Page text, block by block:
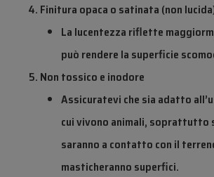
Finitura opaca o satinata (non
La lucentezza riflette
può rendere la superficie
Non tossico e inodore
Assicuratevi che sia adatto
cui vivono animali, soprattutto
saranno a contatto con il
masticheranno superfici.